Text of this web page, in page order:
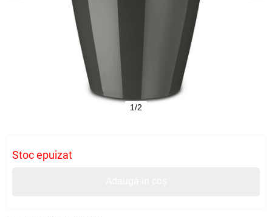
1/2
Stoc epuizat